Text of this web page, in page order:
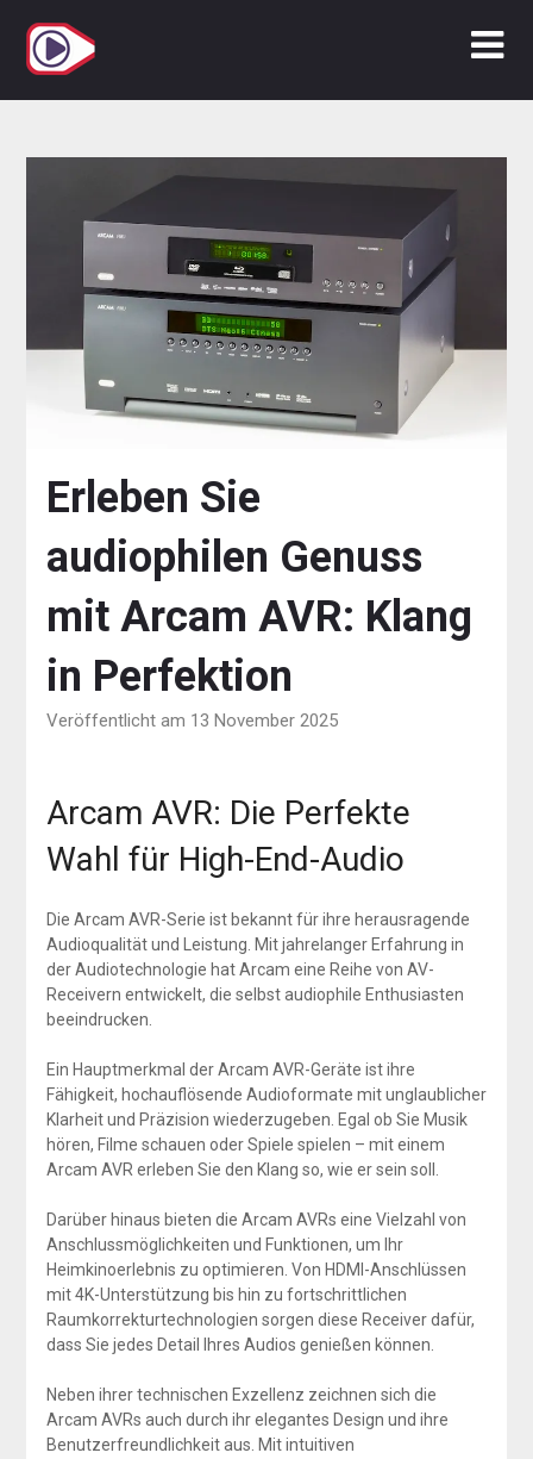
Inhalt
springen
Erleben Sie
audiophilen Genuss
mit Arcam AVR: Klang
in Perfektion
Veröffentlicht am 13 November 2025
Arcam AVR: Die Perfekte
Wahl für High-End-Audio
Die Arcam AVR-Serie ist bekannt für ihre herausragende
Audioqualität und Leistung. Mit jahrelanger Erfahrung in
der Audiotechnologie hat Arcam eine Reihe von AV-
Receivern entwickelt, die selbst audiophile Enthusiasten
beeindrucken.
Ein Hauptmerkmal der Arcam AVR-Geräte ist ihre
Fähigkeit, hochauflösende Audioformate mit unglaublicher
Klarheit und Präzision wiederzugeben. Egal ob Sie Musik
hören, Filme schauen oder Spiele spielen – mit einem
Arcam AVR erleben Sie den Klang so, wie er sein soll.
Darüber hinaus bieten die Arcam AVRs eine Vielzahl von
Anschlussmöglichkeiten und Funktionen, um Ihr
Heimkinoerlebnis zu optimieren. Von HDMI-Anschlüssen
mit 4K-Unterstützung bis hin zu fortschrittlichen
Raumkorrekturtechnologien sorgen diese Receiver dafür,
dass Sie jedes Detail Ihres Audios genießen können.
Neben ihrer technischen Exzellenz zeichnen sich die
Arcam AVRs auch durch ihr elegantes Design und ihre
Benutzerfreundlichkeit aus. Mit intuitiven